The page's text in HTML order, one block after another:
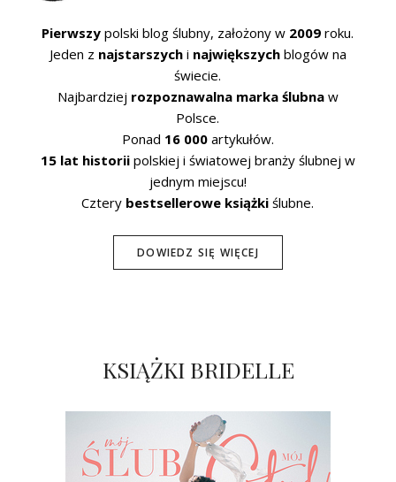
Pierwszy polski blog ślubny, założony w 2009 roku.
Jeden z najstarszychi największychblogów na
świecie.
Najbardziej rozpoznawalna marka ślubnaw
Polsce.
Ponad 16 000artykułów.
15 lat historiipolskiej i światowej branży ślubnej w
jednym miejscu!
Cztery bestsellerowe książki ślubne.
DOWIEDZ SIĘ WIĘCEJ
KSIĄŻKI BRIDELLE